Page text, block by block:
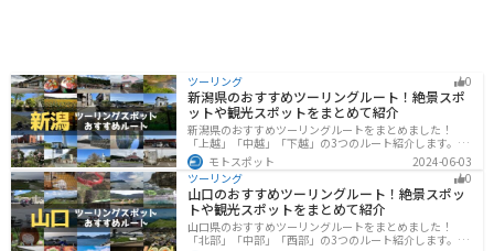
ツーリング 0
新潟県のおすすめツーリングルート！絶景スポ
ットや観光スポットをまとめて紹介
新潟県のおすすめツーリングルートをまとめました！
「上越」「中越」「下越」の3つのルート紹介します。自
然豊かな山と海、グルメも充実しており、自然を満喫す
るツーリングができます。バイクで新潟県にツーリング
に行く際は参考にしてください。
モトスポット
2024-06-03
ツーリング
0
山口のおすすめツーリングルート！絶景スポッ
トや観光スポットをまとめて紹介
山口県のおすすめツーリングルートをまとめました！
「北部」「中部」「西部」の3つのルート紹介します。美